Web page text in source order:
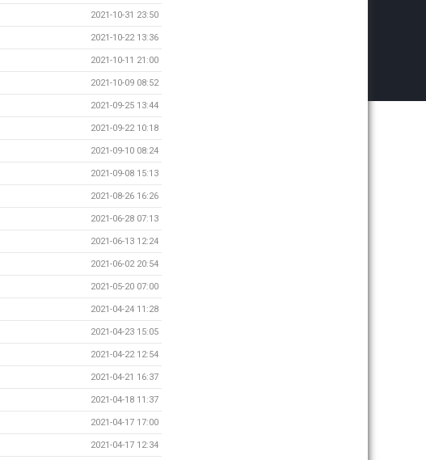
2021-10-31 23:50
2021-10-22 13:36
2021-10-11 21:00
2021-10-09 08:52
2021-09-25 13:44
2021-09-22 10:18
2021-09-10 08:24
2021-09-08 15:13
2021-08-26 16:26
2021-06-28 07:13
2021-06-13 12:24
2021-06-02 20:54
2021-05-20 07:00
2021-04-24 11:28
2021-04-23 15:05
2021-04-22 12:54
2021-04-21 16:37
2021-04-18 11:37
2021-04-17 17:00
2021-04-17 12:34